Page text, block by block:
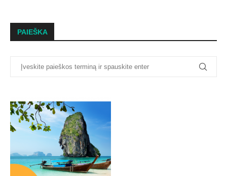
PAIEŠKA